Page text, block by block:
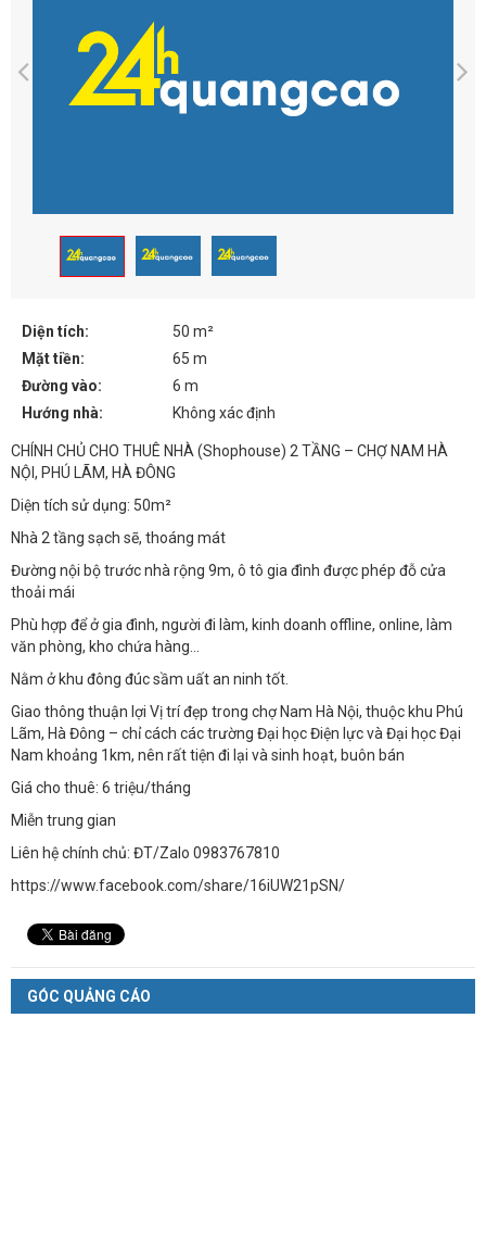
Diện tích:
50 m²
Mặt tiền:
65 m
Đường vào:
6 m
Hướng nhà:
Không xác định
CHÍNH CHỦ CHO THUÊ NHÀ (Shophouse) 2 TẦNG – CHỢ NAM HÀ
NỘI, PHÚ LÃM, HÀ ĐÔNG
Diện tích sử dụng: 50m²
Nhà 2 tầng sạch sẽ, thoáng mát
Đường nội bộ trước nhà rộng 9m, ô tô gia đình được phép đỗ cửa
thoải mái
Phù hợp để ở gia đình, người đi làm, kinh doanh offline, online, làm
văn phòng, kho chứa hàng…
Nằm ở khu đông đúc sầm uất an ninh tốt.
Giao thông thuận lợi Vị trí đẹp trong chợ Nam Hà Nội, thuộc khu Phú
Lãm, Hà Đông – chỉ cách các trường Đại học Điện lực và Đại học Đại
Nam khoảng 1km, nên rất tiện đi lại và sinh hoạt, buôn bán
Giá cho thuê: 6 triệu/tháng
Miễn trung gian
Liên hệ chính chủ: ĐT/Zalo 0983767810
https://www.facebook.com/share/16iUW21pSN/
GÓC QUẢNG CÁO